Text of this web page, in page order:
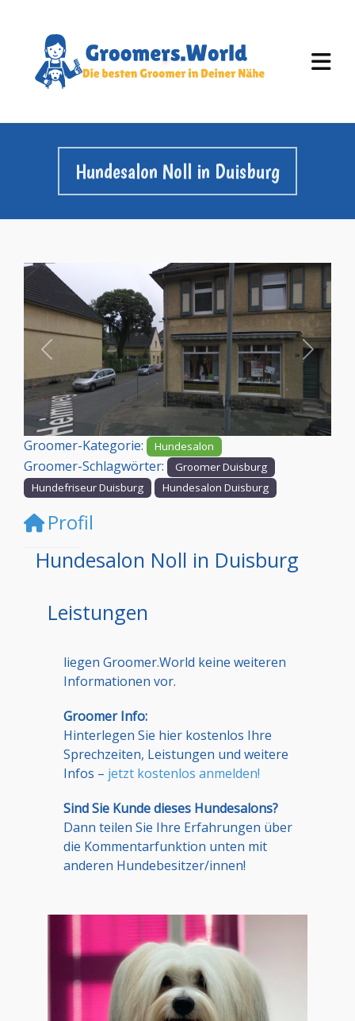
Hundesalon Noll in Duisburg
Vorheriges
Groomer-Kategorie: Hundesalon
Groomer-Schlagwörter:
Groomer Duisburg
Hundefriseur Duisburg
Hundesalon Duisburg
Profil
Hundesalon Noll in Duisburg
Leistungen
liegen Groomer.World keine weiteren
Informationen vor.
Groomer Info:
Hinterlegen Sie hier kostenlos Ihre
Sprechzeiten, Leistungen und weitere
Infos – jetzt kostenlos anmelden!
Sind Sie Kunde dieses Hundesalons?
Dann teilen Sie Ihre Erfahrungen über
die Kommentarfunktion unten mit
anderen Hundebesitzer/innen!